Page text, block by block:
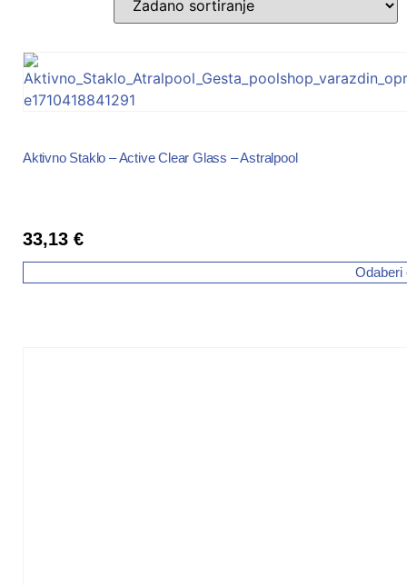
Aktivno Staklo – Active Clear Glass – Astralpool
33,13 €
Odaberi